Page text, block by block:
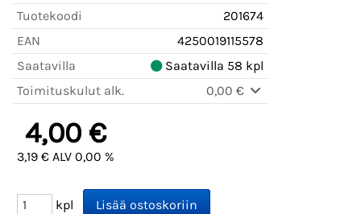
Tuotekoodi
201674
EAN
4250019115578
Saatavilla
Saatavilla 58 kpl
Toimituskulut alk.
0,00 €
4,00 €
3,19 € ALV 0,00 %
kpl